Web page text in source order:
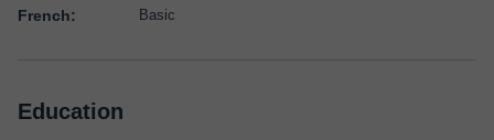
French: Basic
Education